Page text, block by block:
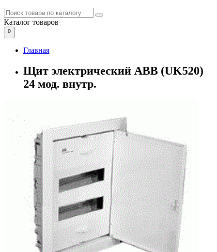
Каталог товаров
0
Главная
Щит электрический ABB (UK520)
24 мод. внутр.